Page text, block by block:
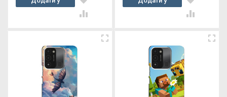
кошик
кошик